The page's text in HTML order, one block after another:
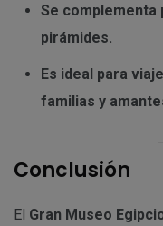
Se
pirámides.
Es ideal para
familias y
Conclusión
El Gran Museo